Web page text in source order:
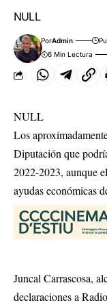
NULL
PorAdmin
6 Min Lectura
NULL
Los
Diputación que
2022-2023, aunque
ayudas económicas
Juncal Carrascosa,
declaraciones a